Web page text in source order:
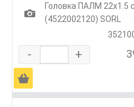
1
Головка ПАЛМ 22х1.5
(4522002120) SORL
- +
Ä